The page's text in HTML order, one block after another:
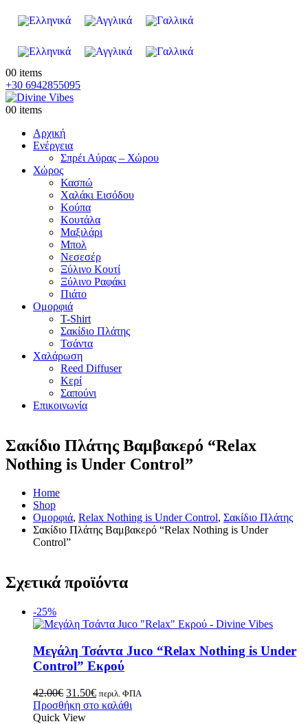
00 items
+30 6942855095
00 items
Αρχική
Ενέργεια
Σπρέι Αύρας – Χώρου
Χώρος
Κασπώ
Χαλάκι Εισόδου
Κούπα
Κουτάλα
Μαξιλάρι
Μπολ
Νεσεσέρ
Ξύλινο Κουτί
Ξύλινο Ραφάκι
Πιάτο
Ομορφιά
T-Shirt
Σακίδιο Πλάτης
Τσάντα
Χαλάρωση
Reed Diffuser
Κερί
Σαπούνι
Επικοινωνία
Σακίδιο Πλάτης Βαμβακερό “Relax
Nothing is Under Control”
Home
Shop
Ομορφιά, Relax Nothing is Under Control, Σακίδιο Πλάτης
Σακίδιο Πλάτης Βαμβακερό “Relax Nothing is Under
Control”
Σχετικά προϊόντα
-25%
Μεγάλη Τσάντα Juco “Relax Nothing is Under
Control” Εκρού
42.00€ 31.50€ περιλ. ΦΠΑ
Προσθήκη στο καλάθι
Quick View